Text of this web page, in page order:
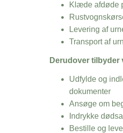
Klæde afdøde
Levering af
Transport af
Derudover tilbyder
Udfylde og
dokumenter
Ansøge om
Indrykke
Bestille og